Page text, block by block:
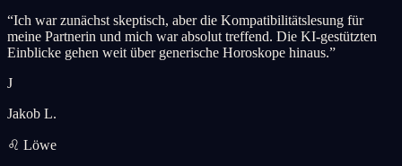
“Ich war zunächst skeptisch, aber die Kompatibilitätslesung für
meine Partnerin und mich war absolut treffend. Die KI-gestützten
Einblicke gehen weit über generische Horoskope hinaus.”
J
Jakob L.
♌ Löwe